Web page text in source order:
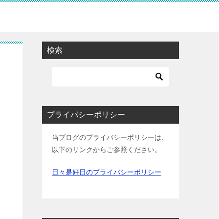
検索
プライバシーポリシー
当ブログのプライバシーポリシーは、
以下のリンクからご参照ください。
日々是好日のプライバシーポリシー